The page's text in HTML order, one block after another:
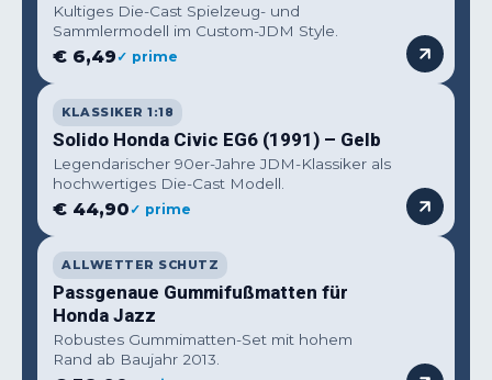
Kultiges Die-Cast Spielzeug- und
Sammlermodell im Custom-JDM Style.
€ 6,49✓ prime
KLASSIKER 1:18
Solido Honda Civic EG6 (1991) – Gelb
Legendarischer 90er-Jahre JDM-Klassiker als
hochwertiges Die-Cast Modell.
€ 44,90✓ prime
ALLWETTER SCHUTZ
Passgenaue Gummifußmatten für
Honda Jazz
Robustes Gummimatten-Set mit hohem
Rand ab Baujahr 2013.